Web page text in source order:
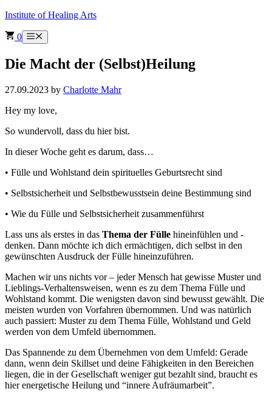
Skip
content
Institute of Healing Arts
0 Menu
Die Macht der (Selbst)Heilung
27.09.2023 by Charlotte Mahr
Hey my love,
So wundervoll, dass du hier bist.
In dieser Woche geht es darum, dass…
• Fülle und Wohlstand dein spirituelles Geburtsrecht sind
• Selbstsicherheit und Selbstbewusstsein deine Bestimmung sind
• Wie du Fülle und Selbstsicherheit zusammenführst
Lass uns als erstes in das Thema der Fülle hineinfühlen und -
denken. Dann möchte ich dich ermächtigen, dich selbst in den
gewünschten Ausdruck der Fülle hineinzuführen.
Machen wir uns nichts vor – jeder Mensch hat gewisse Muster und
Lieblings-Verhaltensweisen, wenn es zu dem Thema Fülle und
Wohlstand kommt. Die wenigsten davon sind bewusst gewählt. Die
meisten wurden von Vorfahren übernommen. Und was natürlich
auch passiert: Muster zu dem Thema Fülle, Wohlstand und Geld
werden von dem Umfeld übernommen.
Das Spannende zu dem Übernehmen von dem Umfeld: Gerade
dann, wenn dein Skillset und deine Fähigkeiten in den Bereichen
liegen, die in der Gesellschaft weniger gut bezahlt sind, braucht es
hier energetische Heilung und “innere Aufräumarbeit”.